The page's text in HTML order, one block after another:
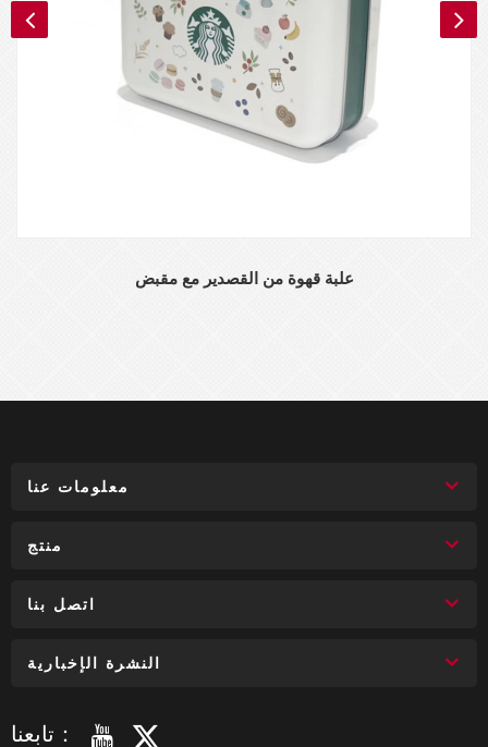
علبة قهوة من القصدير مع مقبض
معلومات عنا
منتج
اتصل بنا
النشرة الإخبارية
تابعنا：